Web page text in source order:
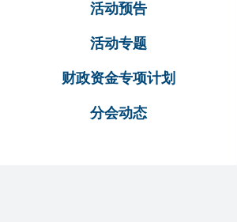
活动预告
活动专题
财政资金专项计划
分会动态